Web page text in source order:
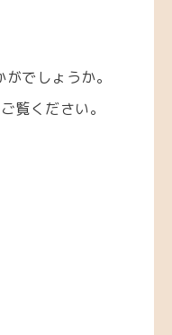
でしょうか。
覧ください。